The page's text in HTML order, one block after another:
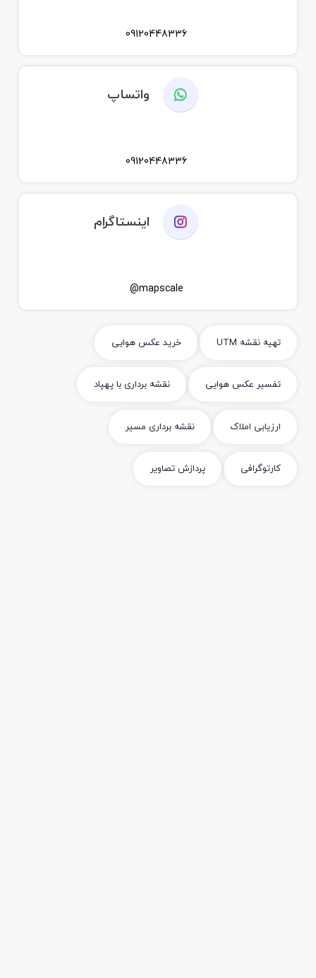
09120448336
واتساپ
09120448336
اینستاگرام
mapscale@
تهیه نقشه UTM خرید عکس هوایی
تفسیر عکس هوایی نقشه برداری با پهپاد
ارزیابی املاک نقشه برداری مسیر
کارتوگرافی پردازش تصاویر